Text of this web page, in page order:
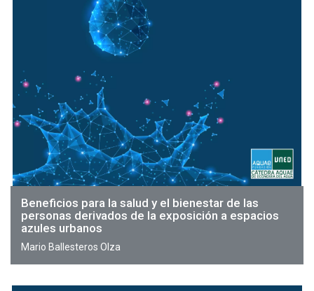
Beneficios para la salud y el bienestar de las
personas derivados de la exposición a espacios
azules urbanos
Mario Ballesteros Olza